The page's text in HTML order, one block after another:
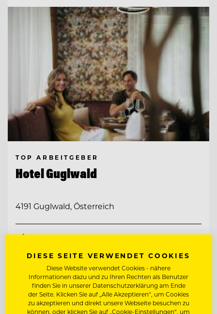
TOP ARBEITGEBER
Hotel Guglwald
4191 Guglwald, Österreich
PÂTISSIER / KONDITOR
CHEF DE PARTIE
Entdecke alle Jobs
DIESE SEITE VERWENDET COOKIES
Diese Website verwendet Cookies - nähere
Informationen dazu und zu Ihren Rechten als Benutzer
finden Sie in unserer Datenschutzerklärung am Ende
der Seite. Klicken Sie auf „Alle Akzeptieren“, um Cookies
zu akzeptieren und direkt unsere Webseite besuchen zu
können, oder klicken Sie auf „Cookie-Einstellungen“, um